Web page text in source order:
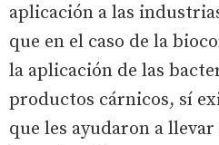
aplicación a las
que en el caso de la
la aplicación de las
productos cárnicos, sí
que les ayudaron a llevar